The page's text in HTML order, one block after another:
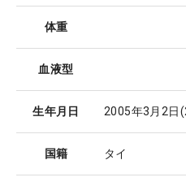
体重
血液型
生年月日 2005年3月2日
国籍 タイ